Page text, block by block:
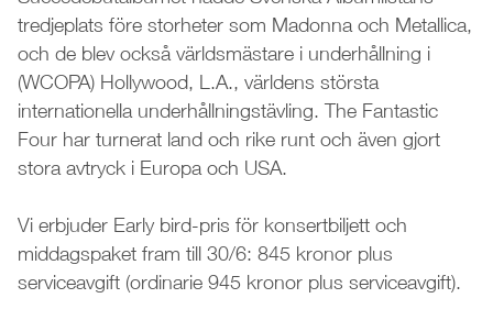
tredjeplats före storheter som Madonna och Metallica,
och de blev också världsmästare i underhållning i
(WCOPA) Hollywood, L.A., världens största
internationella underhållningstävling. The Fantastic
Four har turnerat land och rike runt och även gjort
stora avtryck i Europa och USA.
Vi erbjuder Early bird-pris för konsertbiljett och
middagspaket fram till 30/6: 845 kronor plus
serviceavgift (ordinarie 945 kronor plus serviceavgift).